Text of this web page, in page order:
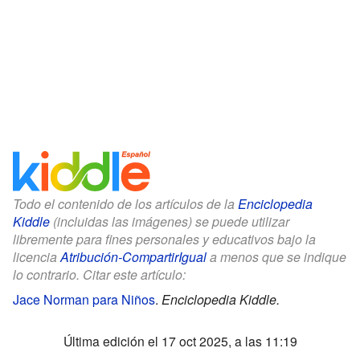
Todo el contenido de los artículos de la Enciclopedia
Kiddle (incluidas las imágenes) se puede utilizar
libremente para fines personales y educativos bajo la
licenciaAtribución-CompartirIguala menos que se indique
lo contrario. Citar este artículo:
Jace Norman para Niños. Enciclopedia Kiddle.
Última edición el 17 oct 2025, a las 11:19